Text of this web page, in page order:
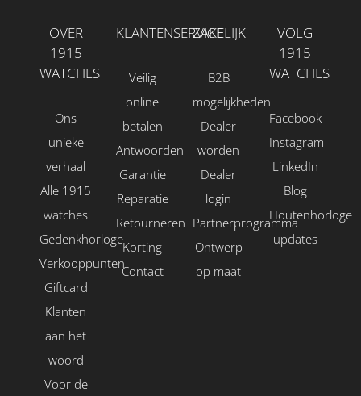
OVER
1915
WATCHES
Ons
unieke
verhaal
Alle 1915
watches
Gedenkhorloge
Verkooppunten
Giftcard
Klanten
aan het
woord
Voor de
KLANTENSERVICE
Veilig
online
betalen
Antwoorden
Garantie
Reparatie
Retourneren
Korting
Contact
ZAKELIJK
B2B
mogelijkheden
Dealer
worden
Dealer
login
Partnerprogramma
Ontwerp
op maat
VOLG
1915
WATCHES
Facebook
Instagram
LinkedIn
Blog
Houtenhorloge
updates